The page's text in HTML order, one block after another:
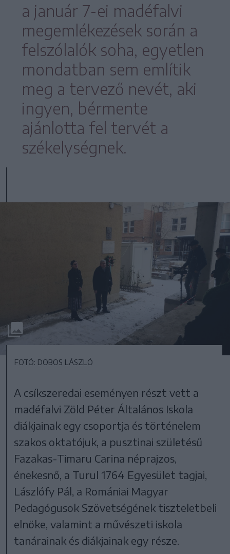
a január 7-ei madéfalvi
megemlékezések során a
felszólalók soha, egyetlen
mondatban sem említik
meg a tervező nevét, aki
ingyen, bérmente
ajánlotta fel tervét a
székelységnek.
FOTÓ: DOBOS LÁSZLÓ
A csíkszeredai eseményen részt vett a
madéfalvi Zöld Péter Általános Iskola
diákjainak egy csoportja és történelem
szakos oktatójuk, a pusztinai születésű
Fazakas-Timaru Carina néprajzos,
énekesnő, a Turul 1764 Egyesület tagjai,
Lászlófy Pál, a Romániai Magyar
Pedagógusok Szövetségének tiszteletbeli
elnöke, valamint a művészeti iskola
tanárainak és diákjainak egy része.